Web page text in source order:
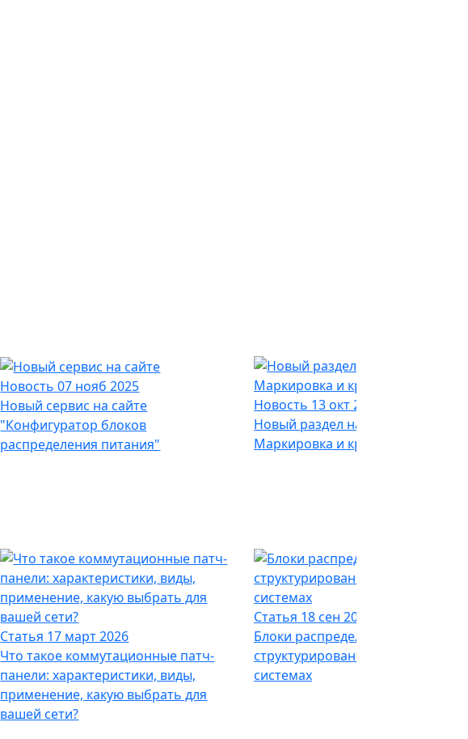
Новость 07 нояб 2025
Новый сервис на сайте
"Конфигуратор блоков
распределения питания"
Новость 13 окт 2025
Новый раздел на сайте -
Маркировка и крепление кабеля
Статья 17 март 2026
Что такое коммутационные патч-
панели: характеристики, виды,
применение, какую выбрать для
вашей сети?
Статья 18 сен 2025
Блоки распределения питания в
структурированных кабельных
системах